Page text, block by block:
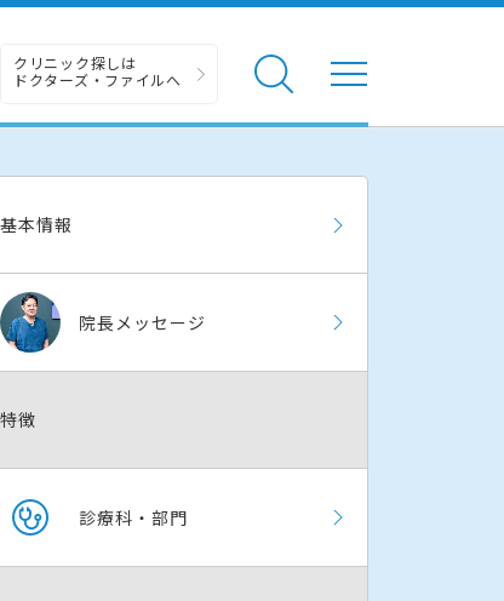
クリニック探しは
ドクターズ・ファイルへ
基本情報
院長メッセージ
特徴
診療科・部門